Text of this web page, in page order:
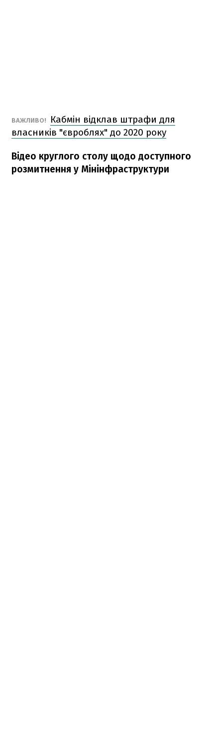
ВАЖЛИВО!
Кабмін відклав штрафи для
власників "євроблях" до 2020 року
Відео круглого столу щодо доступного
розмитнення у Мінінфраструктури